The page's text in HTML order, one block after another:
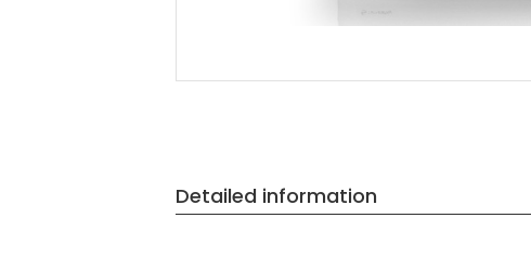
Detailed information